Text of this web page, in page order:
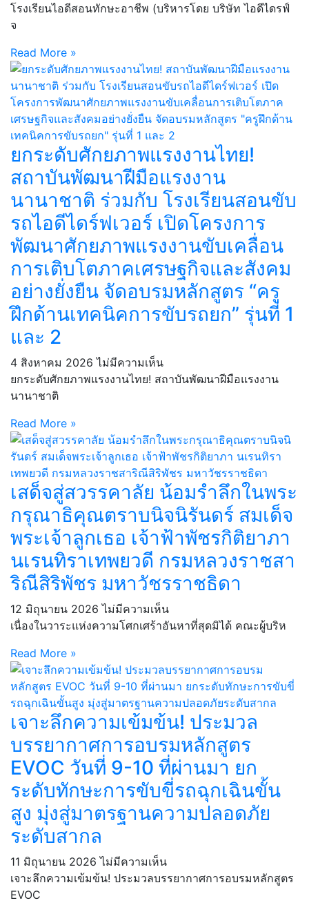
โรงเรียนไอดีสอนทักษะอาชีพ (บริหารโดย บริษัท ไอดีไดรฟ์
จ
Read More »
ยกระดับศักยภาพแรงงานไทย!
สถาบันพัฒนาฝีมือแรงงาน
นานาชาติ ร่วมกับ โรงเรียนสอนขับ
รถไอดีไดร์ฟเวอร์ เปิดโครงการ
พัฒนาศักยภาพแรงงานขับเคลื่อน
การเติบโตภาคเศรษฐกิจและสังคม
อย่างยั่งยืน จัดอบรมหลักสูตร “ครู
ฝึกด้านเทคนิคการขับรถยก” รุ่นที่ 1
และ 2
4 สิงหาคม 2026ไม่มีความเห็น
ยกระดับศักยภาพแรงงานไทย! สถาบันพัฒนาฝีมือแรงงาน
นานาชาติ
Read More »
เสด็จสู่สวรรคาลัย น้อมรำลึกในพระ
กรุณาธิคุณตราบนิจนิรันดร์ สมเด็จ
พระเจ้าลูกเธอ เจ้าฟ้าพัชรกิติยาภา
นเรนทิราเทพยวดี กรมหลวงราชสา
ริณีสิริพัชร มหาวัชรราชธิดา
12 มิถุนายน 2026ไม่มีความเห็น
เนื่องในวาระแห่งความโศกเศร้าอันหาที่สุดมิได้ คณะผู้บริห
Read More »
เจาะลึกความเข้มข้น! ประมวล
บรรยากาศการอบรมหลักสูตร
EVOC วันที่ 9-10 ที่ผ่านมา ยก
ระดับทักษะการขับขี่รถฉุกเฉินขั้น
สูง มุ่งสู่มาตรฐานความปลอดภัย
ระดับสากล
11 มิถุนายน 2026ไม่มีความเห็น
เจาะลึกความเข้มข้น! ประมวลบรรยากาศการอบรมหลักสูตร
EVOC